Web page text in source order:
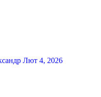
Лют 4, 2026